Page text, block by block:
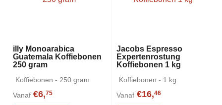
illy Monoarabica
Guatemala Koffiebonen
250 gram
Koffiebonen - 250 gram
Vanaf €6,75
Jacobs Espresso
Expertenrostung
Koffiebonen 1 kg
Koffiebonen - 1 kg
Vanaf €16,46